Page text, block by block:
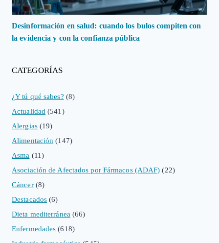
Desinformación en salud: cuando los bulos compiten con
la evidencia y con la confianza pública
CATEGORÍAS
¿Y tú qué sabes? (8)
Actualidad (541)
Alergias(19)
Alimentación (147)
Asma (11)
Asociación de Afectados por Fármacos (ADAF) (22)
Cáncer(8)
Destacados (6)
Dieta mediterránea (66)
Enfermedades (618)